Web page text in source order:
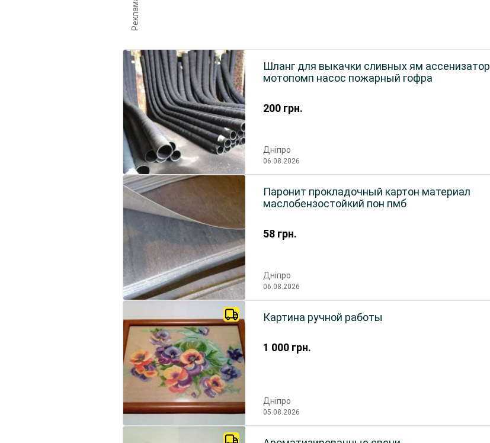
Реклама
200 грн.
Шланг для выкачки сливных ям ассенизатор
мотопомп насос пожарный гофра
Дніпро
06.08.2026
58 грн.
Паронит прокладочный картон материал
маслобензостойкий пон пмб
Дніпро
06.08.2026
1 000 грн.
Картина ручной работы
Дніпро
05.08.2026